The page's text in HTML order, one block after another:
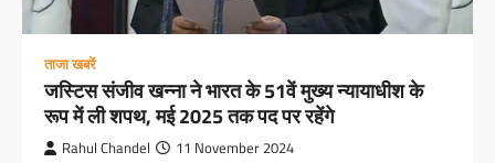
ताजा खबरें
जस्टिस संजीव खन्ना ने भारत के 51वें मुख्य न्यायाधीश के
रूप में ली शपथ, मई 2025 तक पद पर रहेंगे
Rahul Chandel 11 November 2024